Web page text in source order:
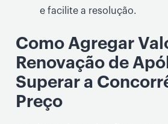
e facilite a resolução.
Como Agregar
Renovação de
Superar a
Preço